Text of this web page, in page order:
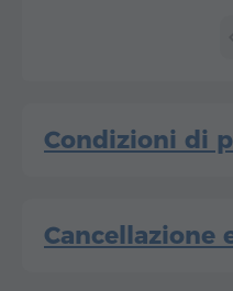
Condizioni di
Cancellazione